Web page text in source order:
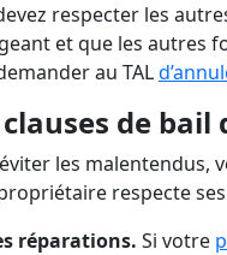
respecter les
et que les autres
au TAL
clauses de
les malentendus,
respecte
réparations. Si votre